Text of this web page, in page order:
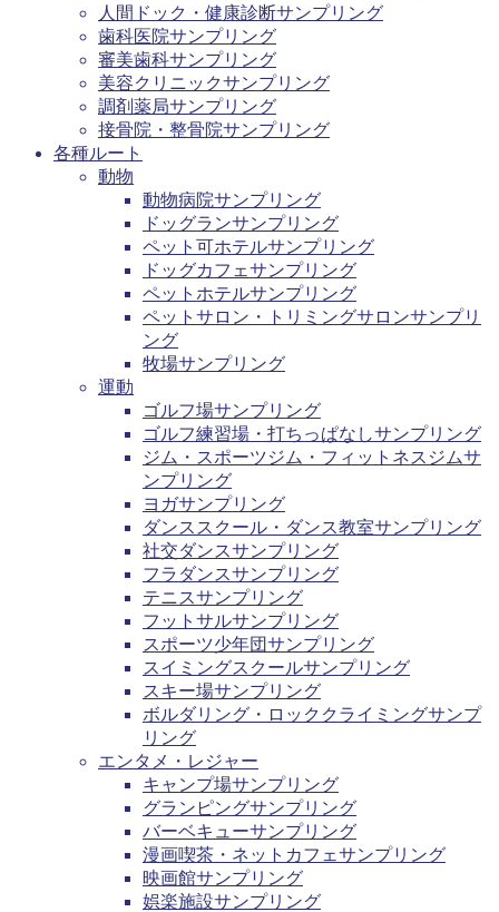
人間ドック・健康診断サンプリング
歯科医院サンプリング
審美歯科サンプリング
美容クリニックサンプリング
調剤薬局サンプリング
接骨院・整骨院サンプリング
各種ルート
動物
動物病院サンプリング
ドッグランサンプリング
ペット可ホテルサンプリング
ドッグカフェサンプリング
ペットホテルサンプリング
ペットサロン・トリミングサロンサンプリ
ング
牧場サンプリング
運動
ゴルフ場サンプリング
ゴルフ練習場・打ちっぱなしサンプリング
ジム・スポーツジム・フィットネスジムサ
ンプリング
ヨガサンプリング
ダンススクール・ダンス教室サンプリング
社交ダンスサンプリング
フラダンスサンプリング
テニスサンプリング
フットサルサンプリング
スポーツ少年団サンプリング
スイミングスクールサンプリング
スキー場サンプリング
ボルダリング・ロッククライミングサンプ
リング
エンタメ・レジャー
キャンプ場サンプリング
グランピングサンプリング
バーベキューサンプリング
漫画喫茶・ネットカフェサンプリング
映画館サンプリング
娯楽施設サンプリング